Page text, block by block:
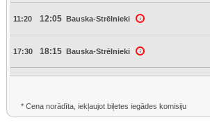
11:20 12:05 Bauska-Strēlnieki
17:30 18:15 Bauska-Strēlnieki
* Cena norādīta, iekļaujot biļetes iegādes komisiju